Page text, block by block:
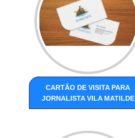
CARTÃO DE VISITA PARA
JORNALISTA VILA MATILDE